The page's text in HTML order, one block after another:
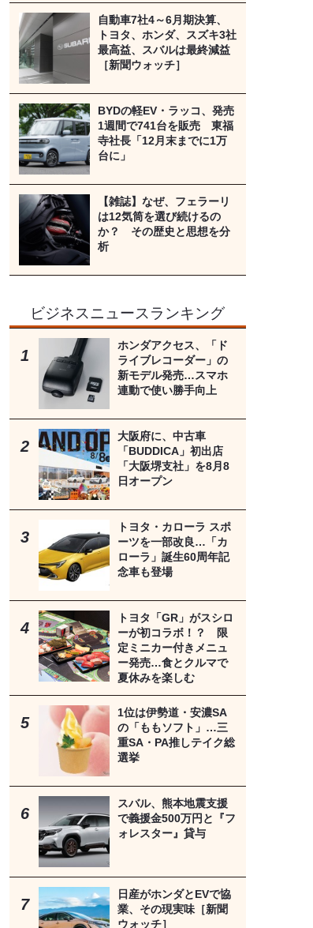
自動車7社4～6月期決算、
トヨタ、ホンダ、スズキ3社
最高益、スバルは最終減益
［新聞ウォッチ］
BYDの軽EV・ラッコ、発売
1週間で741台を販売 東福
寺社長「12月末までに1万
台に」
【雑誌】なぜ、フェラーリ
は12気筒を選び続けるの
か？ その歴史と思想を分
析
ビジネスニュースランキング
ホンダアクセス、「ド
ライブレコーダー」の
新モデル発売…スマホ
連動で使い勝手向上
大阪府に、中古車
「BUDDICA」初出店
「大阪堺支社」を8月8
日オープン
トヨタ・カローラ スポ
ーツを一部改良…「カ
ローラ」誕生60周年記
念車も登場
トヨタ「GR」がスシロ
ーが初コラボ！？ 限
定ミニカー付きメニュ
ー発売…食とクルマで
夏休みを楽しむ
1位は伊勢道・安濃SA
の「ももソフト」…三
重SA・PA推しテイク総
選挙
スバル、熊本地震支援
で義援金500万円と『フ
ォレスター』貸与
日産がホンダとEVで協
業、その現実味［新聞
ウォッチ］